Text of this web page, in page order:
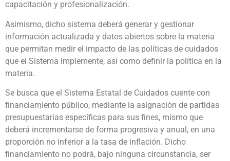
capacitación y profesionalización.
Asimismo, dicho sistema deberá generar y gestionar
información actualizada y datos abiertos sobre la materia
que permitan medir el impacto de las políticas de cuidados
que el Sistema implemente, así como definir la política en la
materia.
Se busca que el Sistema Estatal de Cuidados cuente con
financiamiento público, mediante la asignación de partidas
presupuestarias específicas para sus fines, mismo que
deberá incrementarse de forma progresiva y anual, en una
proporción no inferior a la tasa de inflación. Dicho
financiamiento no podrá, bajo ninguna circunstancia, ser